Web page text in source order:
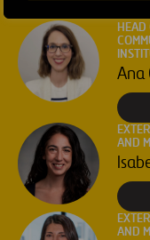
HEAD
Ana
AND
AND